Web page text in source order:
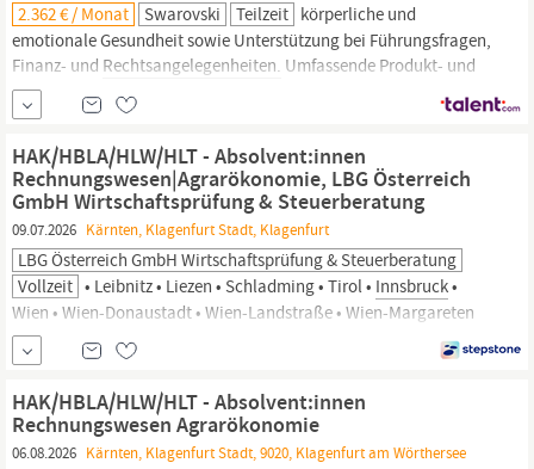
2.362 € / Monat Swarovski Teilzeit körperliche und
emotionale Gesundheit sowie Unterstützung bei Führungsfragen,
Finanz- und Rechtsangelegenheiten. Umfassende Produkt- und
Persönlichkeitstrainings, die dich in deiner Weiterentwicklung
unterstützen Möglichkeiten zur beruflichen Weiterentwicklung
Über Swarovski Swarovski kreiert Produkte aus Kristall von
höchster
HAK/HBLA/HLW/HLT - Absolvent:innen
Rechnungswesen|Agrarökonomie, LBG Österreich
GmbH Wirtschaftsprüfung & Steuerberatung
09.07.2026 Kärnten, Klagenfurt Stadt, Klagenfurt
LBG Österreich GmbH Wirtschaftsprüfung & Steuerberatung
Vollzeit • Leibnitz • Liezen • Schladming • Tirol • Innsbruck•
Wien • Wien-Donaustadt • Wien-Landstraße • Wien-Margareten
JOKR1 AT, Mit Berufserfahrung, Ohne Berufserfahrung,
Buchhaltung | Buchhaltung, Bildung | Bildung,
Unternehmensberatg., Wirtschaftsprüfg.,
Teilzeit, Vollzeit
HAK/HBLA/HLW/HLT - Absolvent:innen
Rechnungswesen Agrarökonomie
06.08.2026 Kärnten, Klagenfurt Stadt, 9020, Klagenfurt am Wörthersee